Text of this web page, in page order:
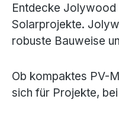
Entdecke Jolywood
Solarprojekte.
robuste Bauweise
Ob kompaktes PV-
sich für Projekte,